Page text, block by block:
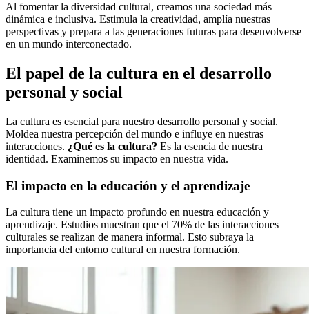
Al fomentar la diversidad cultural, creamos una sociedad más
dinámica e inclusiva. Estimula la creatividad, amplía nuestras
perspectivas y prepara a las generaciones futuras para desenvolverse
en un mundo interconectado.
El papel de la cultura en el desarrollo
personal y social
La cultura es esencial para nuestro desarrollo personal y social.
Moldea nuestra percepción del mundo e influye en nuestras
interacciones. ¿Qué es la cultura? Es la esencia de nuestra
identidad. Examinemos su impacto en nuestra vida.
El impacto en la educación y el aprendizaje
La cultura tiene un impacto profundo en nuestra educación y
aprendizaje. Estudios muestran que el 70% de las interacciones
culturales se realizan de manera informal. Esto subraya la
importancia del entorno cultural en nuestra formación.